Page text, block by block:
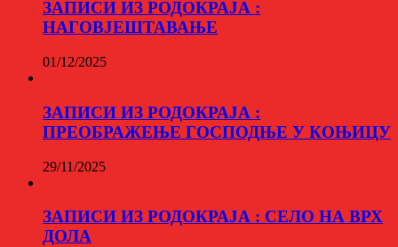
ЗАПИСИ ИЗ РОДОКРАЈА :
НАГОВЈЕШТАВАЊЕ
01/12/2025
ЗАПИСИ ИЗ РОДОКРАЈА :
ПРЕОБРАЖЕЊЕ ГОСПОДЊЕ У КОЊИЦУ
29/11/2025
ЗАПИСИ ИЗ РОДОКРАЈА : СЕЛО НА ВРХ
ДОЛА